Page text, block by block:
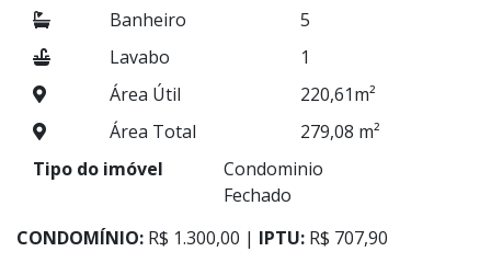
Banheiro
5
Lavabo
1
Área Útil
220,61m²
Área Total
279,08 m²
Tipo do imóvel
Condominio
Fechado
CONDOMÍNIO: R$ 1.300,00 | IPTU: R$ 707,90